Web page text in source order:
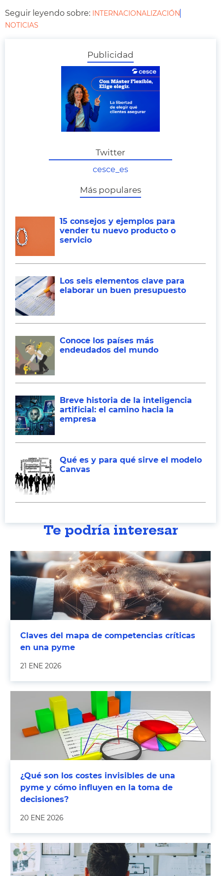
Seguir leyendo sobre: INTERNACIONALIZACIÓN
NOTICIAS
Publicidad
Twitter
cesce_es
Más populares
15 consejos y ejemplos para
vender tu nuevo producto o
servicio
Los seis elementos clave para
elaborar un buen presupuesto
Conoce los países más
endeudados del mundo
Breve historia de la inteligencia
artificial: el camino hacia la
empresa
Qué es y para qué sirve el modelo
Canvas
Te podría interesar
Claves del mapa de competencias críticas
en una pyme
21 ENE 2026
¿Qué son los costes invisibles de una
pyme y cómo influyen en la toma de
decisiones?
20 ENE 2026